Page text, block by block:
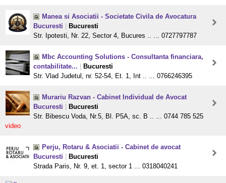
Manea si Asociatii - Societate Civila de Avocatura
Bucuresti
Bucuresti
Str. Ipotesti, Nr. 22, Sector 4, Bucures .. ... 0727797787
Mbc Accounting Solutions - Consultanta financiara,
contabilitate...
Bucuresti
Str. Vlad Judetul, nr. 52-54, Et. 1, Int .. ... 0766246395
Murariu Razvan - Cabinet Individual de Avocat
Bucuresti
Bucuresti
Str. Bibescu Voda, Nr.5, Bl. P5A, sc. B .. ... 0744 785 525
video
Perju, Rotaru & Asociatii - Cabinet de avocat
Bucuresti
Bucuresti
Strada Paris, Nr. 9, et. 1, sector 1 ... 0318040241